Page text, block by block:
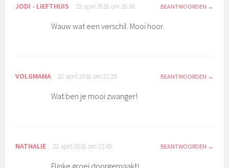
JODI - LIEFTHUIS 22 april 2016 om 20:38 BEANTWOORDEN
Wauw wat een verschil. Mooi hoor.
VOLGMAMA 22 april 2016 om 21:29 BEANTWOORDEN
Wat ben je mooi zwanger!
NATHALIE 22 april 2016 om 21:45 BEANTWOORDEN
Flinke groei doorgemaakt!